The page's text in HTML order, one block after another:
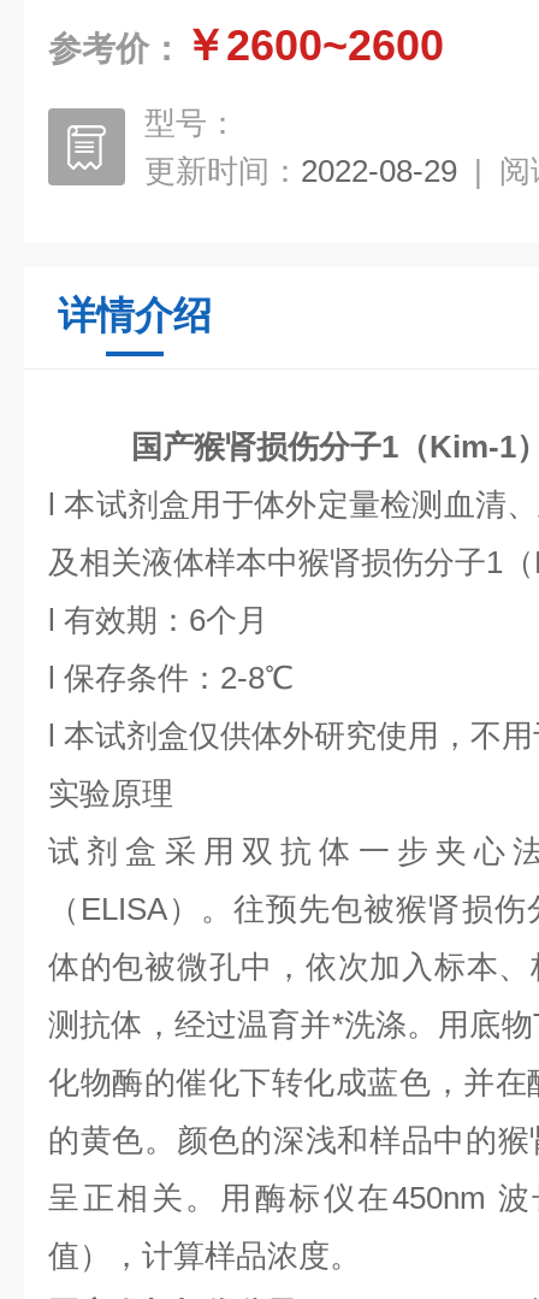
参考价： ￥2600~2600
型号：
更新时间： 2022-08-29 | 阅
详情介绍
国产猴肾损伤分子1（Kim-1
l 本试剂盒用于体外定量检测血清
及相关液体样本中猴肾损伤分子1
l 有效期：6个月
l 保存条件：2-8℃
l 本试剂盒仅供体外研究使用，不
实验原理
试剂盒采用双抗体一步夹心
（ELISA）。往预先包被猴肾损
体的包被微孔中，依次加入标本
测抗体，经过温育并*洗涤。用底
化物酶的催化下转化成蓝色，并
的黄色。颜色的深浅和样品中的
呈正相关。用酶标仪在450nm
值），计算样品浓度。